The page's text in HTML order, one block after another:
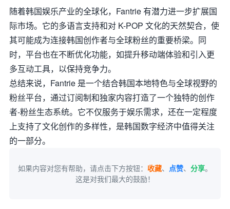
随着韩国娱乐产业的全球化，Fantrie 有潜力进一步扩展国
际市场。它的多语言支持和对 K-POP 文化的天然契合，使
其可能成为连接韩国创作者与全球粉丝的重要桥梁。同
时，平台也在不断优化功能，如提升移动端体验和引入更
多互动工具，以保持竞争力。
总结来说，Fantrie 是一个结合韩国本地特色与全球视野的
粉丝平台，通过订阅制和独家内容打造了一个独特的创作
者-粉丝生态系统。它不仅服务于娱乐需求，还在一定程度
上支持了文化创作的多样性，是韩国数字经济中值得关注
的一部分。
如果内容对您有帮助，请点击下方按钮： 收藏、 点赞、 分享。
这是对我们最大的鼓励！